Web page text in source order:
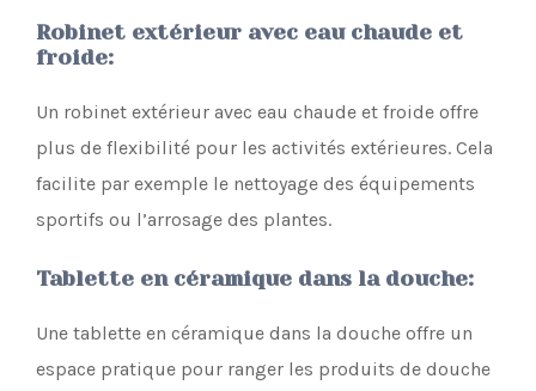
Robinet extérieur avec eau chaude et
froide:
Un robinet extérieur avec eau chaude et froide offre
plus de flexibilité pour les activités extérieures. Cela
facilite par exemple le nettoyage des équipements
sportifs ou l’arrosage des plantes.
Tablette en céramique dans la douche:
Une tablette en céramique dans la douche offre un
espace pratique pour ranger les produits de douche